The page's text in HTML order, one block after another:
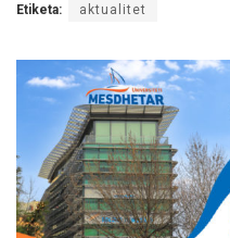
Etiketa: aktualitet